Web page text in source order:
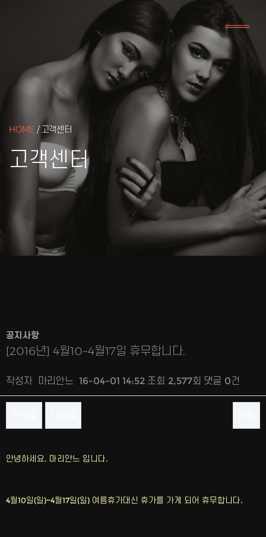
HOME / 고객센터
고객센터
공지사항
[2016년] 4월10~4월17일 휴무합니다.
작성자 마리안느 16-04-01 14:52 조회 2,577회 댓글 0건
본문
안녕하세요. 마리안느 입니다.
4월10일(일)~4월17일(일) 여름휴가대신 휴가를 가게 되어 휴무합니다.